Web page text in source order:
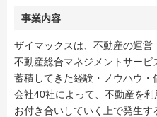
事業内容
ザイマックスは、不動産の運
不動産総合マネジメントサー
蓄積してきた経験・ノウハウ
会社40社によって、不動産を
お付き合いしていく上で発生